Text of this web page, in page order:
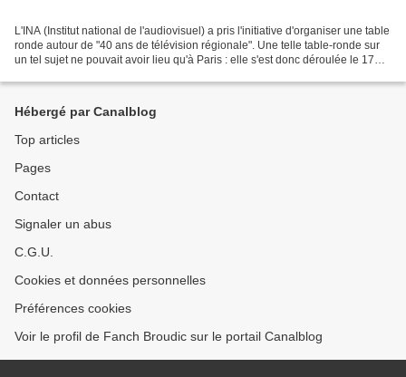
L'INA (Institut national de l'audiovisuel) a pris l'initiative d'organiser une table
ronde autour de "40 ans de télévision régionale". Une telle table-ronde sur
un tel sujet ne pouvait avoir lieu qu'à Paris : elle s'est donc déroulée le 17
Hébergé par Canalblog
Top articles
Pages
Contact
Signaler un abus
C.G.U.
Cookies et données personnelles
Préférences cookies
Voir le profil de Fanch Broudic sur le portail Canalblog